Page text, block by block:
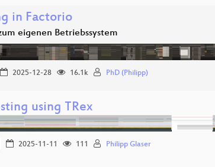
in Factorio
eigenen Betriebssystem
2025-12-28 16.1k PhD (Philipp)
using TRex
2025-11-11 111 Philipp Glaser